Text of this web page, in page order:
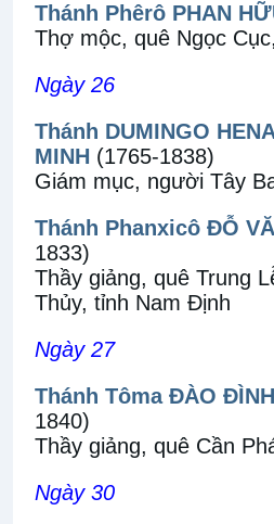
Thánh Phêrô PHAN
Thợ mộc, quê Ngọc
Ngày 26
Thánh DUMINGO
MINH (1765-1838)
Giám mục, người Tây
Thánh Phanxicô ĐỖ
1833)
Thầy giảng, quê Trung
Thủy, tỉnh Nam Định
Ngày 27
Thánh Tôma ĐÀO
1840)
Thầy giảng, quê Cần
Ngày 30